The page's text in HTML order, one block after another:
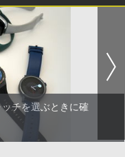
チを選ぶときに確